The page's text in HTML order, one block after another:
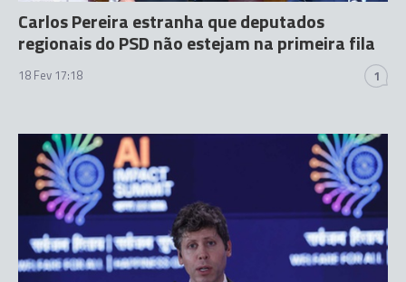
Carlos Pereira estranha que deputados
regionais do PSD não estejam na primeira fila
18 Fev 17:18 1